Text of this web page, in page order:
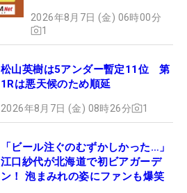
2026年8月7日 (金) 06時00分
1
松山英樹は5アンダー暫定11位 第
1Rは悪天候のため順延
2026年8月7日 (金) 08時26分 1
「ビール注ぐのむずかしかった…」
江口紗代が北海道で初ビアガーデ
ン！ 泡まみれの姿にファンも爆笑